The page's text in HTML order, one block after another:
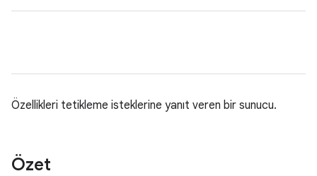
Özellikleri tetikleme isteklerine yanıt veren bir sunucu.
Özet